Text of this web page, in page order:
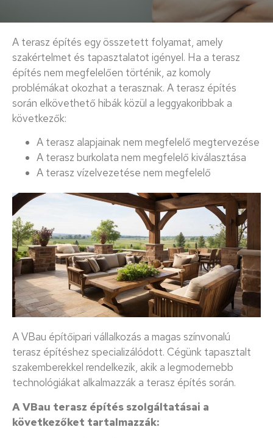
A terasz építés egy összetett folyamat, amely
szakértelmet és tapasztalatot igényel. Ha a terasz
építés nem megfelelően történik, az komoly
problémákat okozhat a terasznak. A terasz építés
során elkövethető hibák közül a leggyakoribbak a
következők:
A terasz alapjainak nem megfelelő megtervezése
A terasz burkolata nem megfelelő kiválasztása
A terasz vízelvezetése nem megfelelő
A VBau építőipari vállalkozás a magas színvonalú
terasz építéshez specializálódott. Cégünk tapasztalt
szakemberekkel rendelkezik, akik a legmodernebb
technológiákat alkalmazzák a terasz építés során.
A VBau terasz építés szolgáltatásai a
következőket tartalmazzák: